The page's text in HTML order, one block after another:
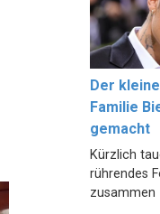
Der
Familie
gemacht
Kürzlich
rührendes
zusammen